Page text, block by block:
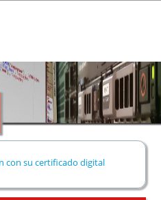
con su certificado digital